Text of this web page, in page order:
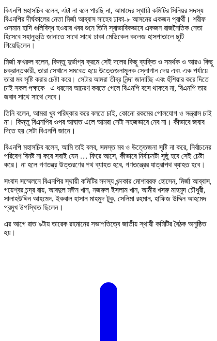
বিএনপি মহাসচিব বলেন, এটা না বলে পারছি না, আমাদের স্থায়ী কমিটির সিনিয়র সদস্য
বিএনপির দীর্ঘকালের নেতা মির্জা আব্বাস সাহেব ঢাকা-৮ আসনের একজন প্রার্থী। শরীফ
ওসমান হাদি গুলিবিদ্ধ হওয়ার খবর শুনে তিনি স্বাভাবিকভাবে একজন রাজনৈতিক নেতা
হিসেবে সহানুভূতি জানাতে সাথে সাথে ঢাকা মেডিকেল কলেজ হাসপাতালে ছুটি
গিয়েছিলেন।
মির্জা ফখরুল বলেন, কিন্তু দুর্ভাগ্য ক্রমে সেই দলের কিছু ব্যক্তি ও সমর্থক ও আরও কিছু
চক্রান্তকারী, তারা সেখানে সমবেত হয়ে উত্তেজনামূলক স্লোগান দেয় এবং এক পর্যায়ে
তারা মব সৃষ্টি করার চেষ্টা করে। সেটার আমরা তীব্র নিন্দা জানাচ্ছি এবং হুঁশিয়ার করে দিতে
চাই সকল পক্ষকে– এ ধরনের আচরণ করতে গেলে বিএনপি বসে থাকবে না, বিএনপি তার
জবাব সাথে সাথে দেবে।
তিনি বলেন, আমরা খুব পরিষ্কার করে বলতে চাই, কোনো রকমের গোলযোগ ও সন্ত্রাস চাই
না। কিন্তু বিএনপির ওপর আঘাত এলে আমরা সেটা সহজভাবে নেব না। কীভাবে জবাব
দিতে হয় সেটা বিএনপি জানে।
বিএনপি মহাসচিব বলেন, আমি তাই বলব, সমস্ত মব ও উত্তেজনা সৃষ্টি না করে, নির্বাচনের
পরিবেশ বিনষ্ট না করে সবাই যেন … ফিরে আসে, কীভাবে নির্বাচনটা সুষ্ঠু হবে সেই চেষ্টা
করে। না হলে গণতন্ত্র উত্তরণের পথ ব্যাহত হবে, গণতন্ত্রের যাত্রাপথ ব্যাহত হবে।
সংবাদ সম্মেলনে বিএনপির স্থায়ী কমিটির সদস্য খন্দকার মোশাররফ হোসেন, মির্জা আব্বাস,
গয়েশ্বর চন্দ্র রায়, আবদুল মঈন খান, নজরুল ইসলাম খান, আমীর খসরু মাহমুদ চৌধুরী,
সালাহউদ্দিন আহমেদ, ইকবাল হাসান মাহমুদ টুকু, সেলিমা রহমান, হাফিজ উদ্দিন আহমেদ
প্রমুখ উপস্থিত ছিলেন।
এর আগে রাত ৯টায় তারেক রহমানের সভাপতিত্বে জাতীয় স্থায়ী কমিটির বৈঠক অনুষ্ঠিত
হয়।